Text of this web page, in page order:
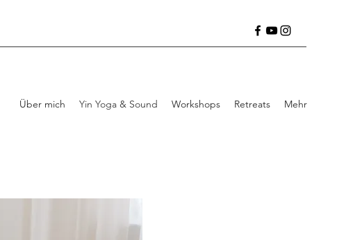
Über mich Yin Yoga & Sound Workshops Retreats Mehr